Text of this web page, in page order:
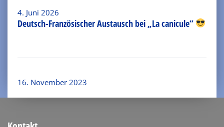
4. Juni 2026
Deutsch-Französischer Austausch bei „La canicule“
16. November 2023